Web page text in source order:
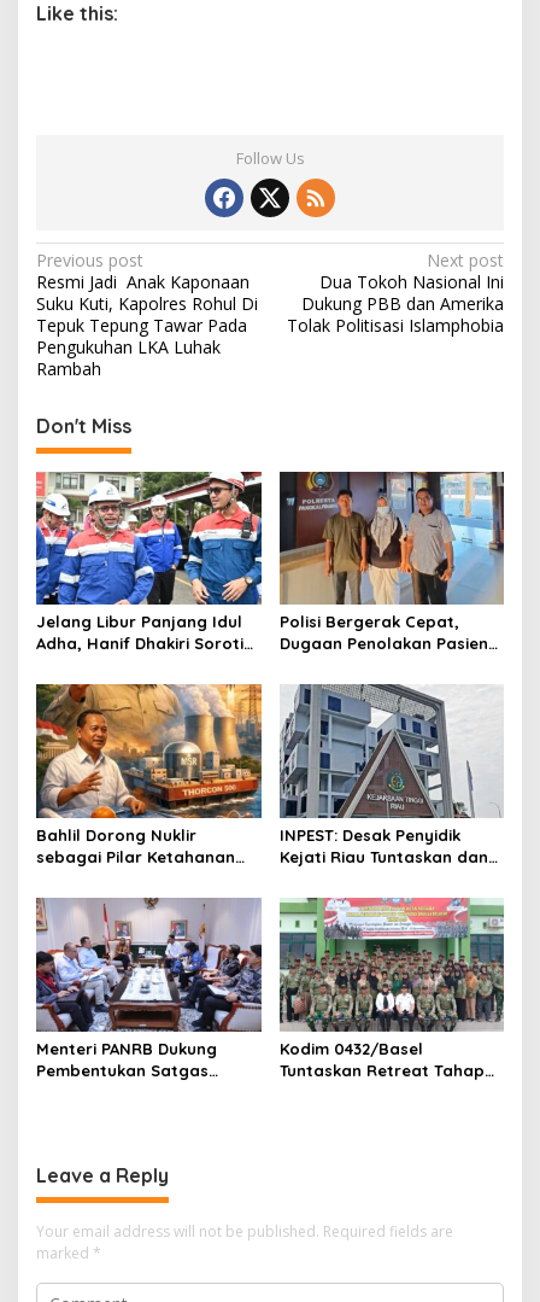
Like this:
Follow Us
P
o
s
t
a
v
i
g
a
t
i
n
Previous post
Resmi Jadi Anak Kaponaan
Suku Kuti, Kapolres Rohul Di
Tepuk Tepung Tawar Pada
Pengukuhan LKA Luhak
Rambah
Next post
Dua Tokoh Nasional Ini
Dukung PBB dan Amerika
Tolak Politisasi Islamphobia
Don't Miss
Jelang Libur Panjang Idul
Adha, Hanif Dhakiri Soroti
BBM Bersubsidi
Polisi Bergerak Cepat,
Dugaan Penolakan Pasien
Diusut Serius
Bahlil Dorong Nuklir
sebagai Pilar Ketahanan
INPEST: Desak Penyidik
Kejati Riau Tuntaskan dan
SPRH Rohil
Menteri PANRB Dukung
Pembentukan Satgas
Kodim 0432/Basel
Tuntaskan Retreat Tahap
Leave a Reply
Your email address will not be published. Required fields are
marked *